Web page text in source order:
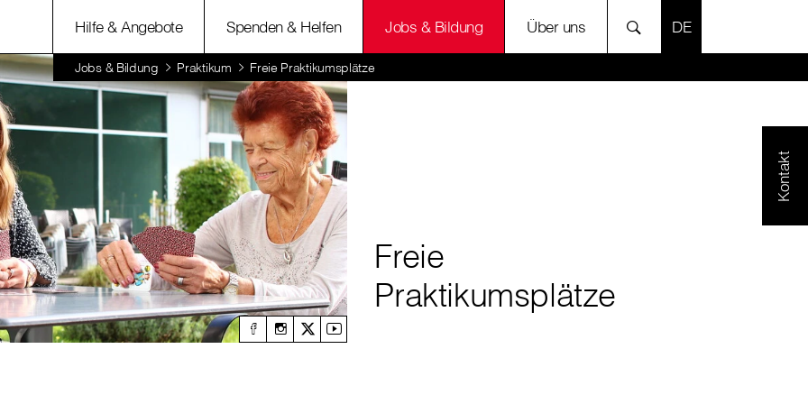
Hilfe & Angebote Spenden & Helfen Jobs & Bildung Über uns SPRACHE
Jobs & Bildung Praktikum Freie Praktikumsplätze
Kontakt
Freie
Praktikumsplätze